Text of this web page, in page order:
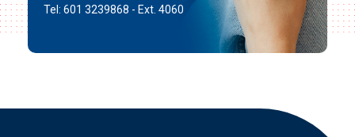
Tel: 601 3239868 - Ext. 4060